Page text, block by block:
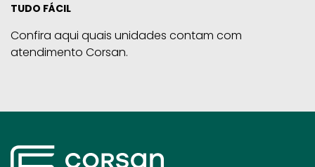
TUDO FÁCIL
Confira aqui quais unidades contam com
atendimento Corsan.